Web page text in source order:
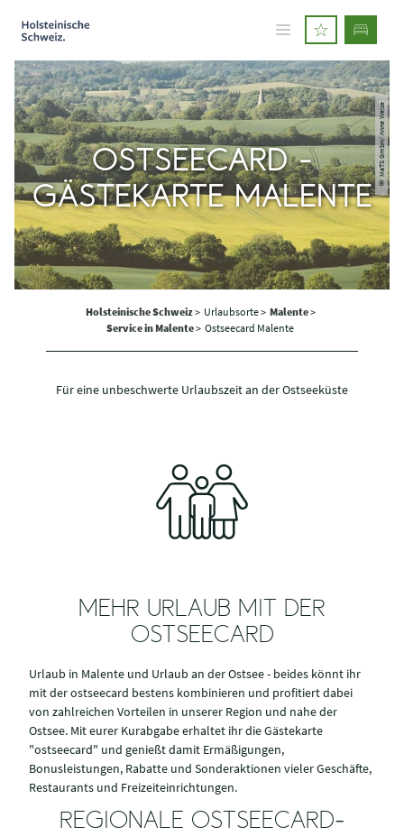
© MaTS GmbH/ Anne Weise
OSTSEECARD -
GÄSTEKARTE MALENTE
Holsteinische Schweiz> Urlaubsorte > Malente>
Service in Malente> Ostseecard Malente
Für eine unbeschwerte Urlaubszeit an der Ostseeküste
MEHR URLAUB MIT DER
OSTSEECARD
Urlaub in Malente und Urlaub an der Ostsee - beides könnt ihr
mit der ostseecard bestens kombinieren und profitiert dabei
von zahlreichen Vorteilen in unserer Region und nahe der
Ostsee. Mit eurer Kurabgabe erhaltet ihr die Gästekarte
"ostseecard" und genießt damit Ermäßigungen,
Bonusleistungen, Rabatte und Sonderaktionen vieler Geschäfte,
Restaurants und Freizeiteinrichtungen.
REGIONALE OSTSEECARD-